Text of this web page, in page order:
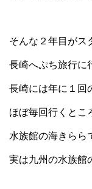
そんな２年目がス
長崎へぷち旅行に
長崎には年に１回
ほぼ毎回行くとこ
水族館の海きらら
実は九州の水族館